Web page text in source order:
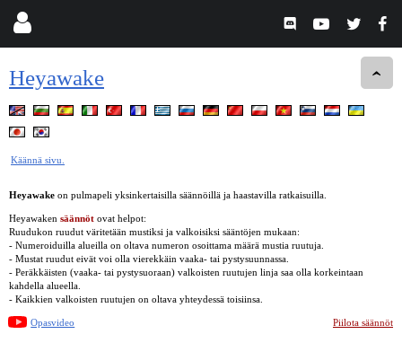
Heyawake
Käännä sivu.
Heyawake on pulmapeli yksinkertaisilla säännöillä ja haastavilla ratkaisuilla.
Heyawaken säännöt ovat helpot:
Ruudukon ruudut väritetään mustiksi ja valkoisiksi sääntöjen mukaan:
- Numeroiduilla alueilla on oltava numeron osoittama määrä mustia ruutuja.
- Mustat ruudut eivät voi olla vierekkäin vaaka- tai pystysuunnassa.
- Peräkkäisten (vaaka- tai pystysuoraan) valkoisten ruutujen linja saa olla korkeintaan
kahdella alueella.
- Kaikkien valkoisten ruutujen on oltava yhteydessä toisiinsa.
Opasvideo Piilota säännöt